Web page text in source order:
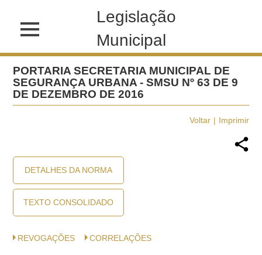
Legislação
Municipal
PORTARIA SECRETARIA MUNICIPAL DE
SEGURANÇA URBANA - SMSU Nº 63 DE 9
DE DEZEMBRO DE 2016
Voltar Imprimir
DETALHES DA NORMA
TEXTO CONSOLIDADO
REVOGAÇÕES CORRELAÇÕES